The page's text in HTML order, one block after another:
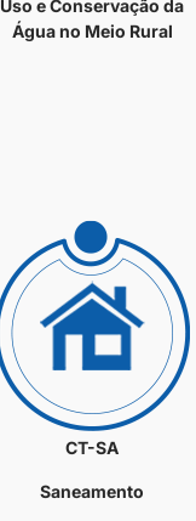
Uso e Conservação da
Água no Meio Rural
CT-SA
Saneamento